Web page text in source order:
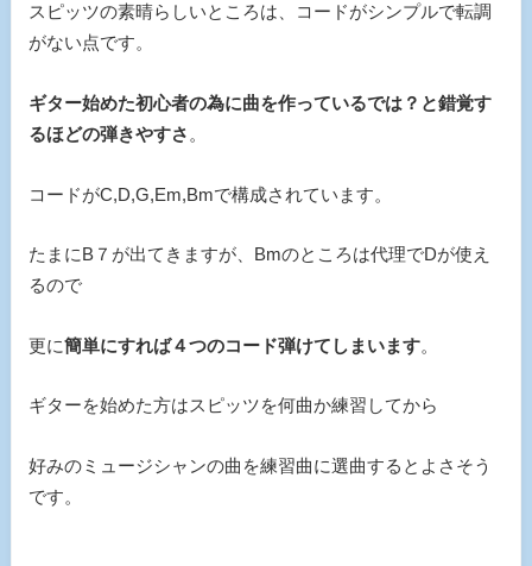
スピッツの素晴らしいところは、コードがシンプルで転調
がない点です。
ギター始めた初心者の為に曲を作っているでは？と錯覚す
るほどの弾きやすさ 。
コードがC,D,G,Em,Bmで構成されています。
たまにB７が出てきますが、Bmのところは代理でDが使え
るので
更に簡単にすれば４つのコード弾けてしまいます。
ギターを始めた方はスピッツを何曲か練習してから
好みのミュージシャンの曲を練習曲に選曲するとよさそう
です。